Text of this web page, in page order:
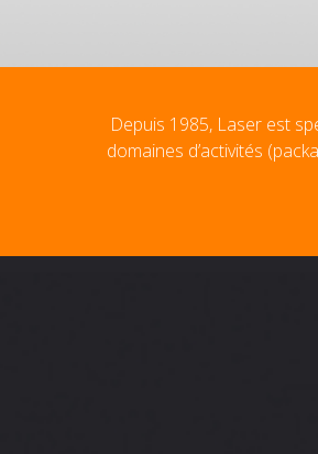
Depuis 1985, Laser est
domaines d’activités